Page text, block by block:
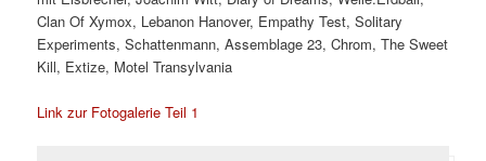
Clan Of Xymox, Lebanon Hanover, Empathy Test, Solitary
Experiments, Schattenmann, Assemblage 23, Chrom, The Sweet
Kill, Extize, Motel Transylvania
Link zur Fotogalerie Teil 1